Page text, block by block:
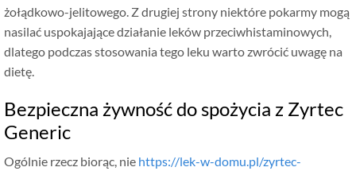
żołądkowo-jelitowego. Z drugiej strony niektóre pokarmy mogą
nasilać uspokajające działanie leków przeciwhistaminowych,
dlatego podczas stosowania tego leku warto zwrócić uwagę na
dietę.
Bezpieczna żywność do spożycia z Zyrtec
Generic
Ogólnie rzecz biorąc, nie https://lek-w-domu.pl/zyrtec-